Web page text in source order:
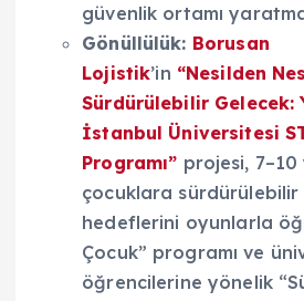
güvenlik ortamı
Gönüllülük: Borusan
Lojistik’in “Nesilden
Sürdürülebilir Gelecek:
İstanbul Üniversitesi
Programı” projesi, 7–10
çocuklara sürdürülebilir
hedeflerini oyunlarla
Çocuk” programı ve
öğrencilerine yönelik